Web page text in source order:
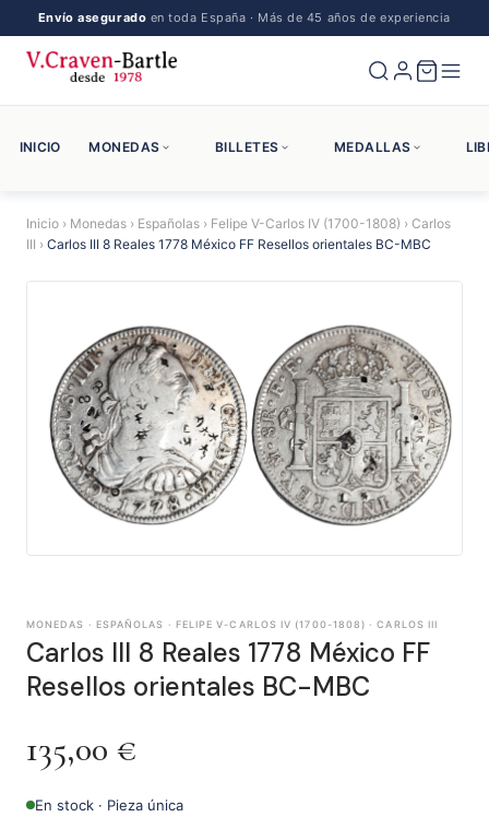
Envío asegurado en toda España · Más de 45 años de experiencia
INICIO MONEDAS BILLETES MEDALLAS
Inicio › Monedas › Españolas › Felipe V-Carlos IV (1700-1808) › Carlos
III › Carlos III 8 Reales 1778 México FF Resellos orientales BC-MBC
MONEDAS · ESPAÑOLAS · FELIPE V-CARLOS IV (1700-1808) · CARLOS III
Carlos III 8 Reales 1778 México FF
Resellos orientales BC-MBC
135,00 €
En stock · Pieza única